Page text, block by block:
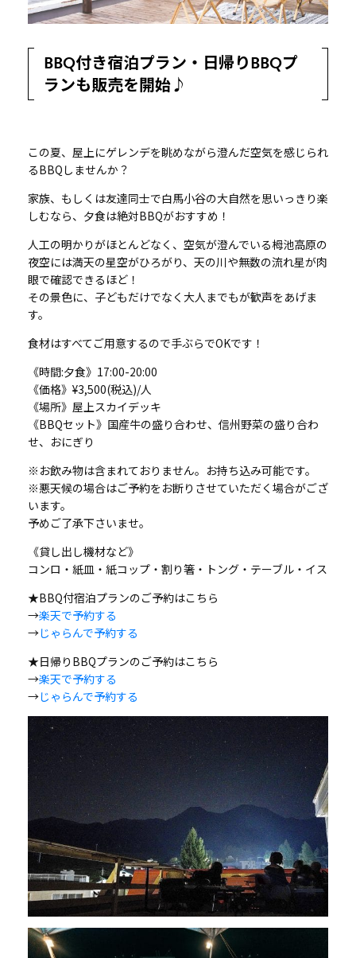
BBQ付き宿泊プラン・日帰りBBQプ
ランも販売を開始♪
この夏、屋上にゲレンデを眺めながら澄んだ空気を感じられ
るBBQしませんか？
家族、もしくは友達同士で白馬小谷の大自然を思いっきり楽
しむなら、夕食は絶対BBQがおすすめ！
人工の明かりがほとんどなく、空気が澄んでいる栂池高原の
夜空には満天の星空がひろがり、天の川や無数の流れ星が肉
眼で確認できるほど！
その景色に、子どもだけでなく大人までもが歓声をあげま
す。
食材はすべてご用意するので手ぶらでOKです！
《時間:夕食》17:00-20:00
《価格》¥3,500(税込)/人
《場所》屋上スカイデッキ
《BBQセット》国産牛の盛り合わせ、信州野菜の盛り合わ
せ、おにぎり
※お飲み物は含まれておりません。お持ち込み可能です。
※悪天候の場合はご予約をお断りさせていただく場合がござ
います。
予めご了承下さいませ。
《貸し出し機材など》
コンロ・紙皿・紙コップ・割り箸・トング・テーブル・イス
★BBQ付宿泊プランのご予約はこちら
→楽天で予約する
→じゃらんで予約する
★日帰りBBQプランのご予約はこちら
→楽天で予約する
→じゃらんで予約する